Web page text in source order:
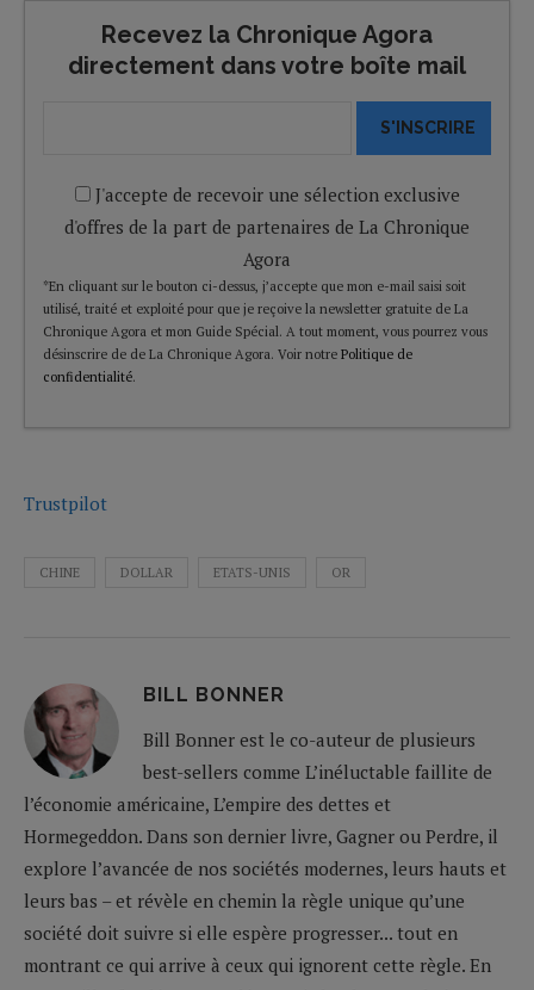
Recevez la Chronique Agora
directement dans votre boîte mail
S'INSCRIRE
J'accepte de recevoir une sélection exclusive
d'offres de la part de partenaires de La Chronique
Agora
*En cliquant sur le bouton ci-dessus, j’accepte que mon e-mail saisi soit
utilisé, traité et exploité pour que je reçoive la newsletter gratuite de La
Chronique Agora et mon Guide Spécial. A tout moment, vous pourrez vous
désinscrire de de La Chronique Agora. Voir notre Politique de
confidentialité.
Trustpilot
CHINE DOLLAR ETATS-UNIS OR
BILL BONNER
Bill Bonner est le co-auteur de plusieurs
best-sellers comme L’inéluctable faillite de
l’économie américaine, L’empire des dettes et
Hormegeddon. Dans son dernier livre, Gagner ou Perdre, il
explore l’avancée de nos sociétés modernes, leurs hauts et
leurs bas – et révèle en chemin la règle unique qu’une
société doit suivre si elle espère progresser... tout en
montrant ce qui arrive à ceux qui ignorent cette règle. En